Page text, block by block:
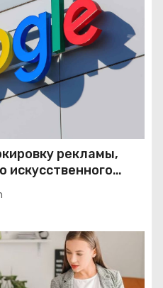
рекламы,
искусственного